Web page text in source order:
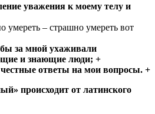
уважения к моему телу и
умереть – страшно умереть вот
за мной ухаживали
и знающие люди; +
ответы на мои вопросы. +
происходит от латинского